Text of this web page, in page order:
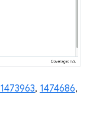
1473963, 1474686,